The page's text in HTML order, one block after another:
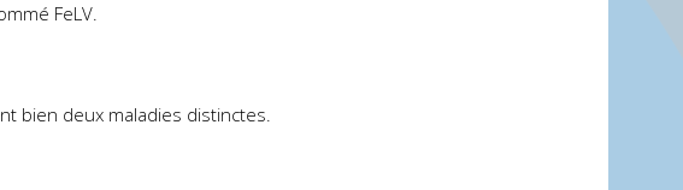
FeLV.
bien deux maladies distinctes.